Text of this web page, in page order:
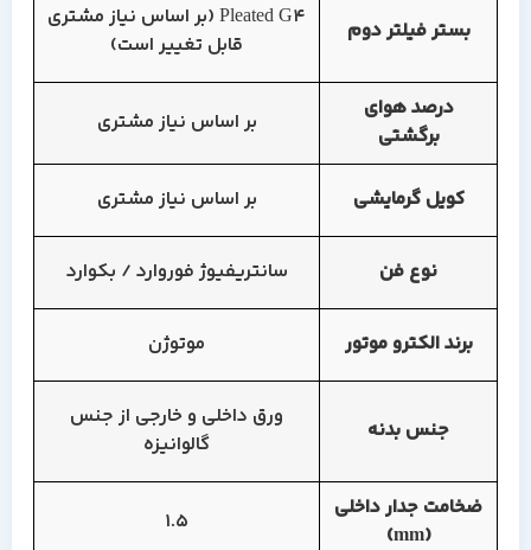
بستر فیلتر دوم
Pleated G4 (بر اساس نیاز مشتری
قابل تغییر است)
درصد هوای
برگشتی
بر اساس نیاز مشتری
کویل گرمایشی بر اساس نیاز مشتری
نوع فن سانتریفیوژ فوروارد / بکوارد
برند الکترو موتور موتوژن
جنس بدنه
ورق داخلی و خارجی از جنس
گالوانیزه
ضخامت جدار داخلی
(mm)
1.5